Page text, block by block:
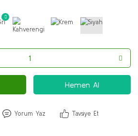
Hemen Al
Yorum Yaz Tavsiye Et